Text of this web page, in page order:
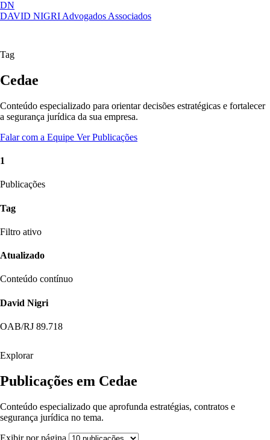
DN
DAVID NIGRI Advogados Associados
Artigos, sentenças, áreas de atuação,
Tag
Cedae
Conteúdo especializado para orientar decisões estratégicas e fortalecer
a segurança jurídica da sua empresa.
Falar com a Equipe Ver Publicações
1
Publicações
Tag
Filtro ativo
Atualizado
Conteúdo contínuo
David Nigri
OAB/RJ 89.718
Explorar
Publicações em Cedae
Conteúdo especializado que aprofunda estratégias, contratos e
segurança jurídica no tema.
Exibir por página